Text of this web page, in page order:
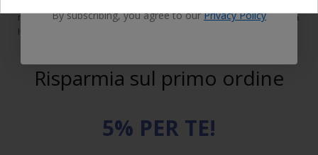
migliorano l'estetica e la sicurezza della propria vettura grazie a una
luce più bianca e a una potenza superiore.
Risparmia sul primo ordine
5% PER TE!
By subscribing, you agree to ourPrivacy Policy